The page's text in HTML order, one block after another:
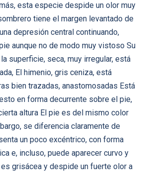
esta especie despide un olor muy
tiene el margen levantado de
depresión central continuando,
aunque no de modo muy vistoso Su
superficie, seca, muy irregular, está
El himenio, gris ceniza, está
bien trazadas, anastomosadas Está
en forma decurrente sobre el pie,
altura El pie es del mismo color
se diferencia claramente de
un poco excéntrico, con forma
e, incluso, puede aparecer curvo y
grisácea y despide un fuerte olor a